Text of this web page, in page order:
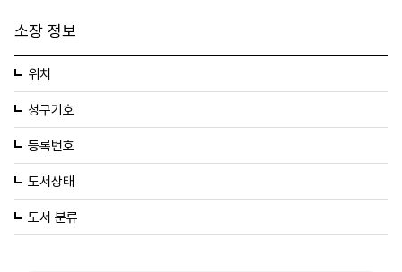
소장 정보
위치
청구기호
등록번호
도서상태
도서 분류